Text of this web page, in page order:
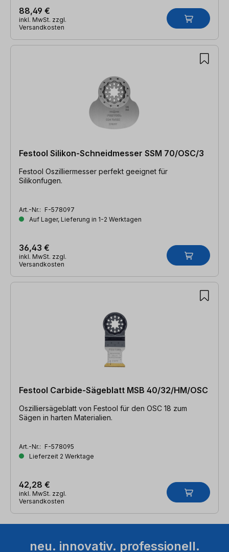
88,49 €
inkl. MwSt. zzgl.
Versandkosten
Festool Silikon-Schneidmesser SSM 70/OSC/3
Festool Oszilliermesser perfekt geeignet für
Silikonfugen.
Art.-Nr.: F-578097
Auf Lager, Lieferung in 1-2 Werktagen
36,43 €
inkl. MwSt. zzgl.
Versandkosten
Festool Carbide-Sägeblatt MSB 40/32/HM/OSC
Oszilliersägeblatt von Festool für den OSC 18 zum
Sägen in harten Materialien.
Art.-Nr.: F-578095
Lieferzeit 2 Werktage
42,28 €
inkl. MwSt. zzgl.
Versandkosten
neu. innovativ. professionell.